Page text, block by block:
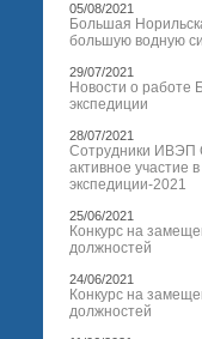
05/08/2021
Большая
большую водную
29/07/2021
Новости о работе
экспедиции
28/07/2021
Сотрудники
активное участие
экспедиции-2021
25/06/2021
Конкурс на
должностей
24/06/2021
Конкурс на
должностей